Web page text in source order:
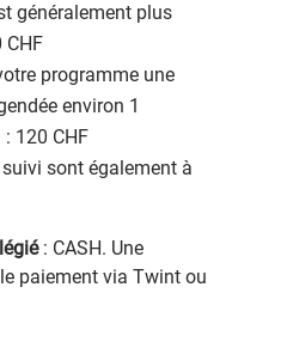
généralement plus
CHF
programme une
environ 1
120 CHF
sont également à
: CASH. Une
paiement via Twint ou